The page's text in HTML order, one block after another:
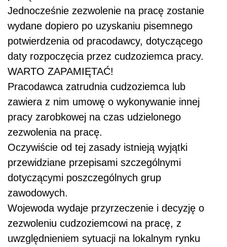
Jednocześnie zezwolenie na pracę zostanie
wydane dopiero po uzyskaniu pisemnego
potwierdzenia od pracodawcy, dotyczącego
daty rozpoczęcia przez cudzoziemca pracy.
WARTO ZAPAMIĘTAĆ!
Pracodawca zatrudnia cudzoziemca lub
zawiera z nim umowę o wykonywanie innej
pracy zarobkowej na czas udzielonego
zezwolenia na pracę.
Oczywiście od tej zasady istnieją wyjątki
przewidziane przepisami szczególnymi
dotyczącymi poszczególnych grup
zawodowych.
Wojewoda wydaje przyrzeczenie i decyzję o
zezwoleniu cudzoziemcowi na pracę, z
uwzględnieniem sytuacji na lokalnym rynku